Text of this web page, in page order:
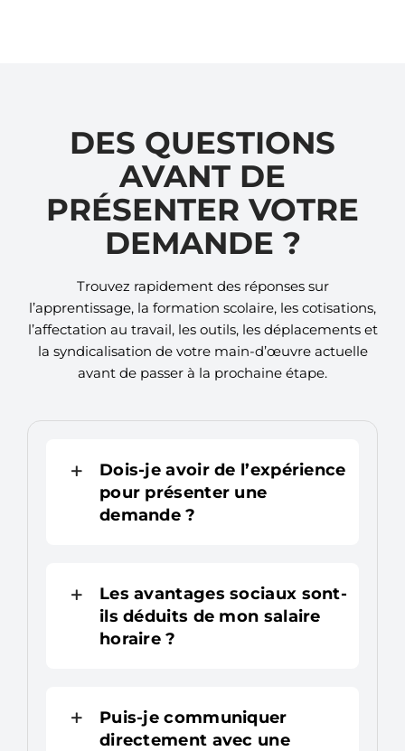
DES QUESTIONS
AVANT DE
PRÉSENTER VOTRE
DEMANDE ?
Trouvez rapidement des réponses sur
l’apprentissage, la formation scolaire, les cotisations,
l’affectation au travail, les outils, les déplacements et
la syndicalisation de votre main-d’œuvre actuelle
avant de passer à la prochaine étape.
Dois-je avoir de l’expérience
pour présenter une
demande ?
Les avantages sociaux sont-
ils déduits de mon salaire
horaire ?
Puis-je communiquer
directement avec une